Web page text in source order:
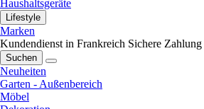
Haushaltsgeräte
Lifestyle
Marken
Kundendienst in Frankreich Sichere Zahlung
Suchen
Neuheiten
Garten - Außenbereich
Möbel